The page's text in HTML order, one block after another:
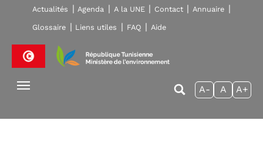
Skip to main navigation
Aller au contenu principal
Skip to page footer
Actualités Agenda A la UNE Contact Annuaire
Glossaire Liens utiles FAQ Aide
A- A A+